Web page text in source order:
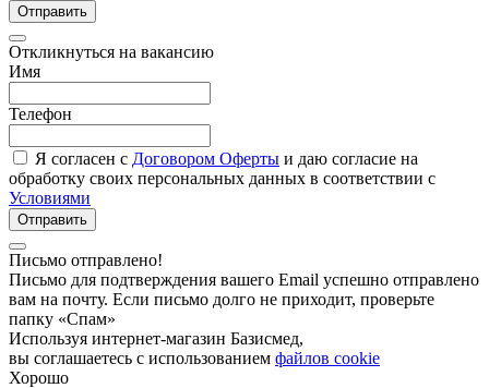
Отправить
Откликнуться на вакансию
Имя
Телефон
Я согласен с Договором Оферты и даю согласие на
обработку своих персональных данных в соответствии с
Условиями
Отправить
Письмо отправлено!
Письмо для подтверждения вашего Email успешно отправлено
вам на почту. Если письмо долго не приходит, проверьте
папку «Спам»
Используя интернет-магазин Базисмед,
вы соглашаетесь с использованием файлов cookie
Хорошо